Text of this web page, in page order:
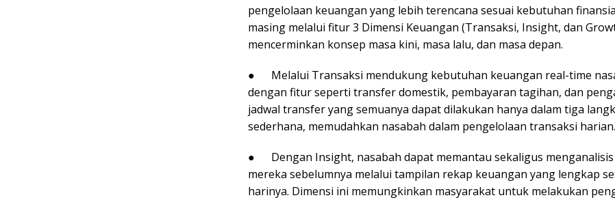
pengelolaan keuangan yang lebih terencana sesuai kebutuhan
masing melalui fitur 3 Dimensi Keuangan (Transaksi, Insight, dan
mencerminkan konsep masa kini, masa lalu, dan masa depan.
● Melalui Transaksi mendukung kebutuhan keuangan real-time
dengan fitur seperti transfer domestik, pembayaran tagihan, dan
jadwal transfer yang semuanya dapat dilakukan hanya dalam tiga
sederhana, memudahkan nasabah dalam pengelolaan transaksi harian.
● Dengan Insight, nasabah dapat memantau sekaligus
mereka sebelumnya melalui tampilan rekap keuangan yang lengkap
harinya. Dimensi ini memungkinkan masyarakat untuk melakukan